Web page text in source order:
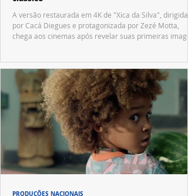
A versão restaurada em 4K de "Xica da Silva", dirigida
por Cacá Diegues e protagonizada por Zezé Motta,
chega aos cinemas após revelar suas primeiras
PRODUÇÕES NACIONAIS